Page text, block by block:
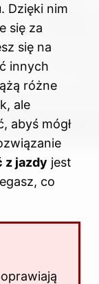
Dzięki nim
się za
się na
innych
różne
ale
abyś mógł
z jazdy jest
co